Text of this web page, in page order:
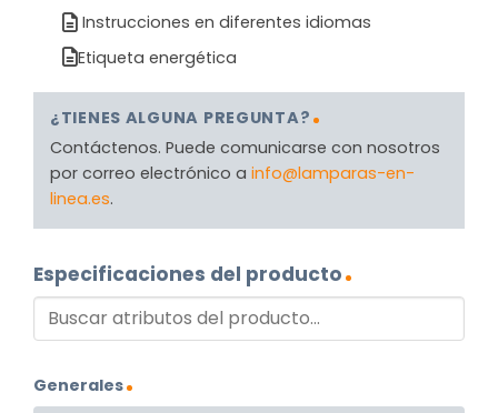
Instrucciones en diferentes idiomas
Etiqueta energética
¿TIENES ALGUNA PREGUNTA?
Contáctenos. Puede comunicarse con nosotros
por correo electrónico a info@lamparas-en-
linea.es.
Especificaciones del producto
Generales